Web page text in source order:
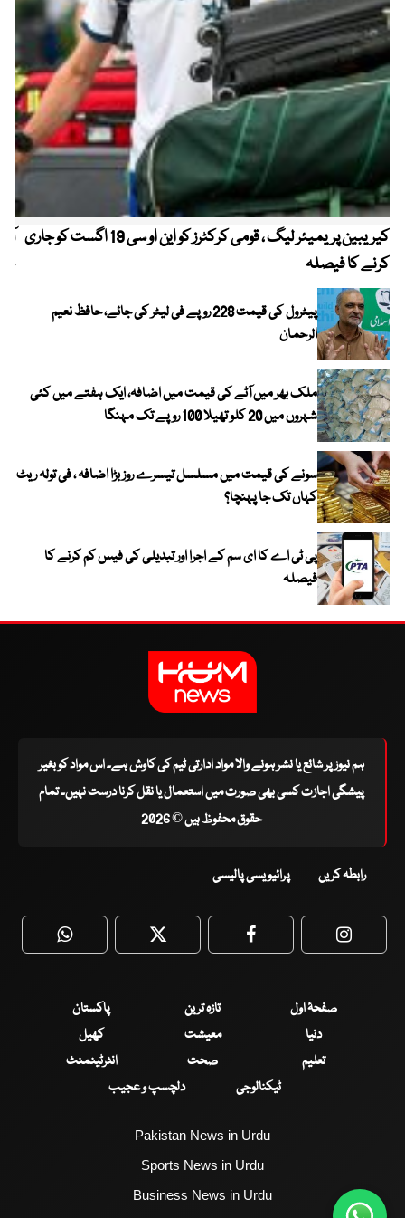
کیریبین پریمیئر لیگ ، قومی کرکٹرز کو این او سی 19 اگست کو جاری
کرنے کا فیصلہ
پیٹرول کی قیمت 228 روپے فی لیٹر کی جائے، حافظ نعیم
الرحمان
ملک بھر میں آٹے کی قیمت میں اضافہ، ایک ہفتے میں کئی
شہروں میں 20 کلو تھیلا 100 روپے تک مہنگا
سونے کی قیمت میں مسلسل تیسرے روز بڑا اضافہ ، فی تولہ ریٹ
کہاں تک جا پہنچا؟
پی ٹی اے کا ای سم کے اجرا اور تبدیلی کی فیس کم کرنے کا
فیصلہ
ہم نیوز پر شائع یا نشر ہونے والا مواد ادارتی ٹیم کی کاوش ہے۔ اس مواد کو بغیر
پیشگی اجازت کسی بھی صورت میں استعمال یا نقل کرنا درست نہیں۔ تمام
حقوق محفوظ ہیں © 2026
رابطہ کریں پرائیویسی پالیسی
WhatsApp Twitter Facebook
صفحۂ اول تازہ ترین
پاکستان
دنیا
معیشت
کھیل
تعلیم
صحت
انٹرٹینمنٹ
ٹیکنالوجی
دلچسپ و عجیب
Pakistan News in Urdu
Sports News in Urdu
Business News in Urdu